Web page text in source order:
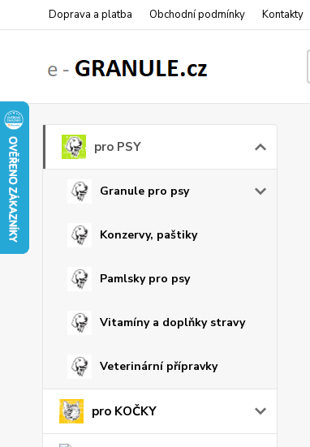
Doprava a platba Obchodní podmínky Kontakty
pro PSY
Granule pro psy
Konzervy, paštiky
Pamlsky pro psy
Vitamíny a doplňky stravy
Veterinární přípravky
pro KOČKY